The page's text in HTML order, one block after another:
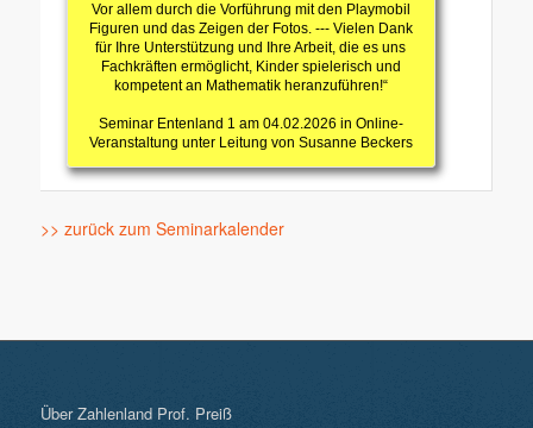
Vor allem durch die Vorführung mit den Playmobil
Figuren und das Zeigen der Fotos. --- Vielen Dank
für Ihre Unterstützung und Ihre Arbeit, die es uns
Fachkräften ermöglicht, Kinder spielerisch und
kompetent an Mathematik heranzuführen!“
Seminar Entenland 1 am 04.02.2026 in Online-
Veranstaltung unter Leitung von Susanne Beckers
>> zurück zum Seminarkalender
Über Zahlenland Prof. Preiß